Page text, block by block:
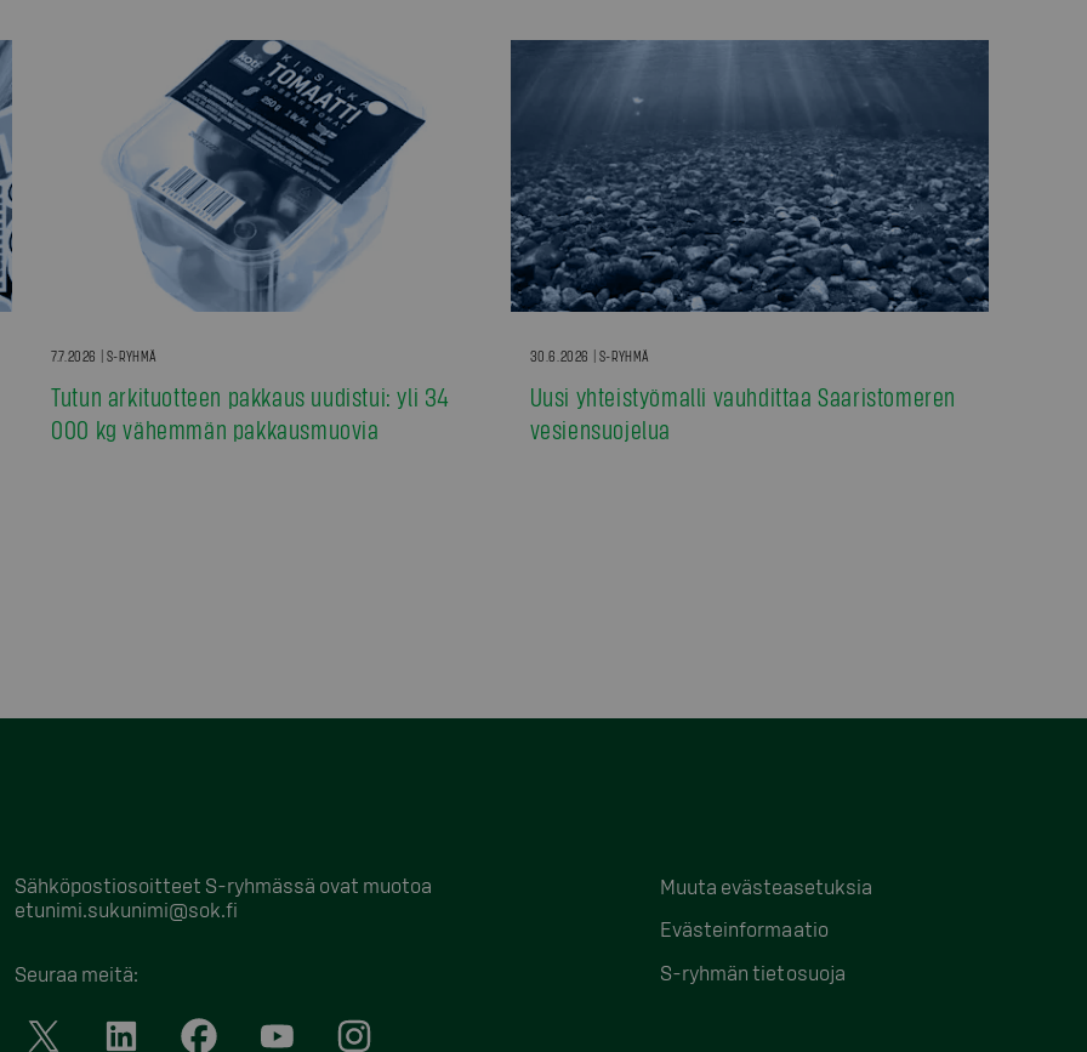
7.7.2026 | S-RYHMÄ
Tutun arkituotteen pakkaus uudistui: yli 34
000 kg vähemmän pakkausmuovia
30.6.2026 | S-RYHMÄ
Uusi yhteistyömalli vauhdittaa Saaristomeren
vesiensuojelua
Sähköpostiosoitteet S-ryhmässä ovat muotoa
etunimi.sukunimi@sok.fi
Seuraa meitä:
Muuta evästeasetuksia
Evästeinformaatio
S-ryhmän tietosuoja